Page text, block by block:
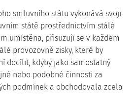
smluvního státu vykonává svoji
státě prostřednictvím stálé
umístěna, přisuzují se v každém
provozovně zisky, které by
docílit, kdyby jako samostatný
nebo podobné činnosti za
podmínek a obchodovala zcela